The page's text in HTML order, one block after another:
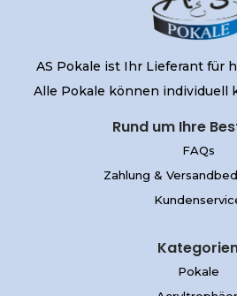
AS Pokale ist Ihr Lieferant für
Alle Pokale können individuell
Rund um Ihre
FAQs
Zahlung &
Pokale